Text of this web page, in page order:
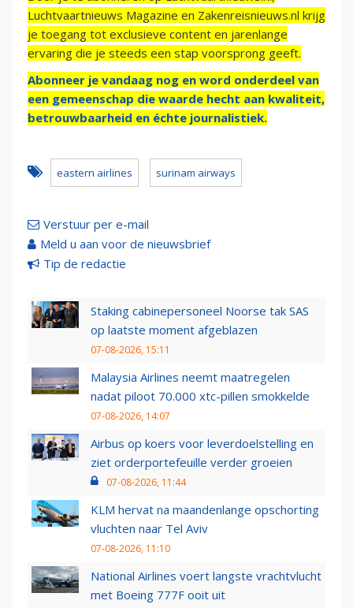
Luchtvaartnieuws Magazine en Zakenreisnieuws.nl krijg
je toegang tot exclusieve content en jarenlange
ervaring die je steeds een stap voorsprong geeft.
Abonneer je vandaag nog en word onderdeel van
een gemeenschap die waarde hecht aan kwaliteit,
betrouwbaarheid en échte journalistiek.
eastern airlines surinam airways
Verstuur per e-mail
Meld u aan voor de nieuwsbrief
Tip de redactie
Staking cabinepersoneel Noorse tak SAS
op laatste moment afgeblazen
07-08-2026, 15:11
Malaysia Airlines neemt maatregelen
nadat piloot 70.000 xtc-pillen smokkelde
07-08-2026, 14:07
Airbus op koers voor leverdoelstelling en
ziet orderportefeuille verder groeien
07-08-2026, 11:44
KLM hervat na maandenlange opschorting
vluchten naar Tel Aviv
07-08-2026, 11:10
National Airlines voert langste vrachtvlucht
met Boeing 777F ooit uit